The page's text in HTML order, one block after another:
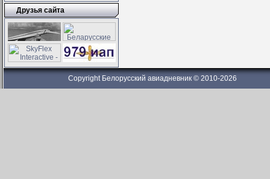
Друзья сайта
Copyright Белорусский авиадневник © 2010-2026